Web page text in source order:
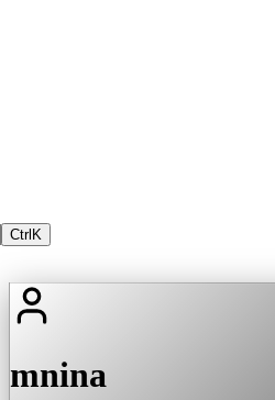
Ctrl K
mnina